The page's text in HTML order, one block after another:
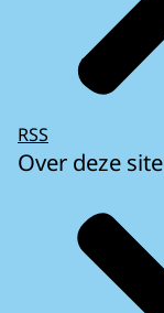
RSS
Over deze site